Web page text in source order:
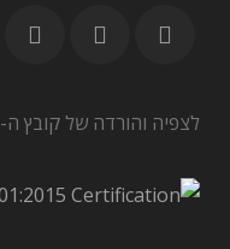
לצפיה והורדה של קובץ ה-ISO יש ללחוץ על על התמונה